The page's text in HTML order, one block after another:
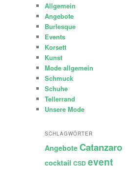
Allgemein
Angebote
Burlesque
Events
Korsett
Kunst
Mode allgemein
Schmuck
Schuhe
Tellerrand
Unsere Mode
SCHLAGWÖRTER
Angebote Catanzaro
cocktail CSD event